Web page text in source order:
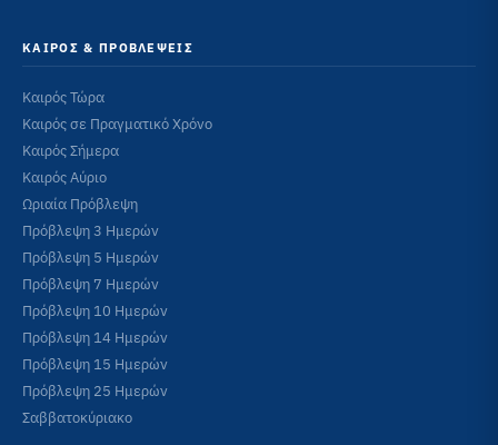
ΚΑΙΡΌΣ & ΠΡΟΒΛΈΨΕΙΣ
Καιρός Τώρα
Καιρός σε Πραγματικό Χρόνο
Καιρός Σήμερα
Καιρός Αύριο
Ωριαία Πρόβλεψη
Πρόβλεψη 3 Ημερών
Πρόβλεψη 5 Ημερών
Πρόβλεψη 7 Ημερών
Πρόβλεψη 10 Ημερών
Πρόβλεψη 14 Ημερών
Πρόβλεψη 15 Ημερών
Πρόβλεψη 25 Ημερών
Σαββατοκύριακο